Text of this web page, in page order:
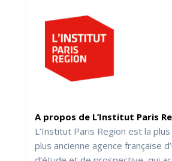
A propos de L’Institut Paris
L’Institut Paris Region est la
plus ancienne agence française